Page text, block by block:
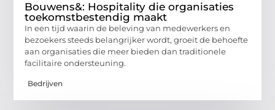
Bouwens&: Hospitality die organisaties
toekomstbestendig maakt
In een tijd waarin de beleving van medewerkers en
bezoekers steeds belangrijker wordt, groeit de behoefte
aan organisaties die meer bieden dan traditionele
facilitaire ondersteuning.
Bedrijven